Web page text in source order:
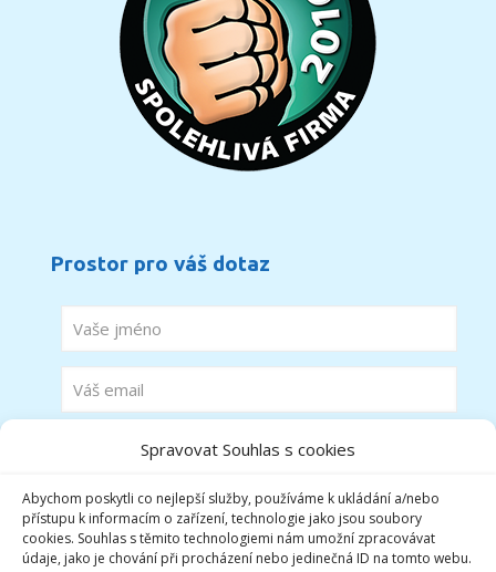
Spravovat Souhlas s cookies
Abychom poskytli co nejlepší služby, používáme k ukládání a/nebo
přístupu k informacím o zařízení, technologie jako jsou soubory
cookies. Souhlas s těmito technologiemi nám umožní zpracovávat
údaje, jako je chování při procházení nebo jedinečná ID na tomto webu.
Prostor pro váš dotaz